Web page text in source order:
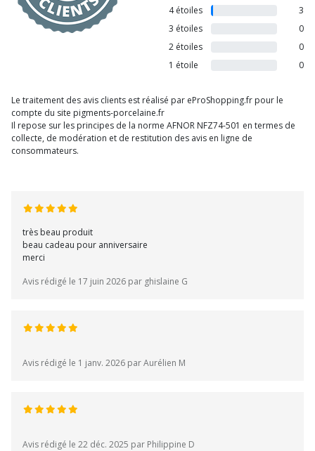
4 étoiles
3
3 étoiles
0
2 étoiles
0
1 étoile
0
Le traitement des avis clients est réalisé par eProShopping.fr pour le
compte du site pigments-porcelaine.fr
Il repose sur les principes de la norme AFNOR NFZ74-501 en termes de
collecte, de modération et de restitution des avis en ligne de
consommateurs.
très beau produit
beau cadeau pour anniversaire
merci
Avis rédigé le 17 juin 2026 par ghislaine G
Avis rédigé le 1 janv. 2026 par Aurélien M
Avis rédigé le 22 déc. 2025 par Philippine D